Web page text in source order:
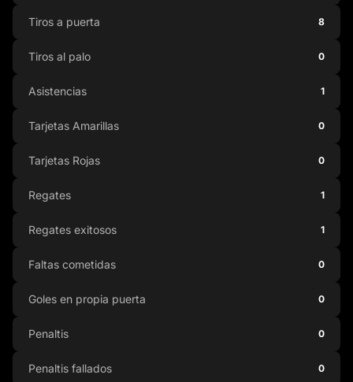
Tiros a puerta 8
Tiros al palo 0
Asistencias 1
Tarjetas Amarillas 0
Tarjetas Rojas 0
Regates 1
Regates exitosos 1
Faltas cometidas 0
Goles en propia puerta 0
Penaltis 0
Penaltis fallados 0